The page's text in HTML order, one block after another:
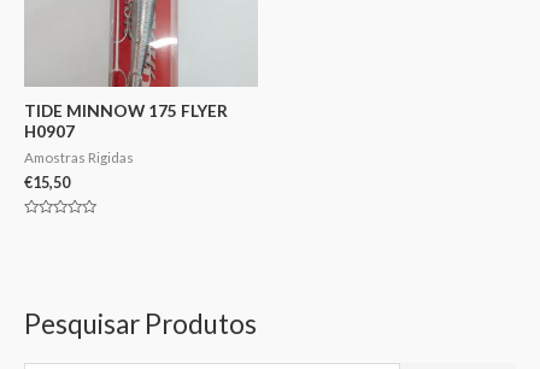
Pesquisar Produtos
TIDE MINNOW 175 FLYER
H0907
Amostras Rigidas
€15,50